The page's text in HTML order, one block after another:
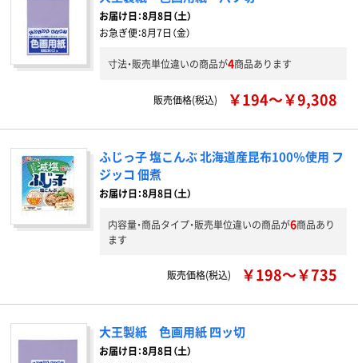
お届け日：8月8日（土）
お急ぎ便：8月7日（金）
寸法・販売単位違いの商品が4商品あります
販売価格(税込) ￥194～￥9,308
ふじっ子 塩こんぶ 北海道産昆布100％使用 フ
ジッコ 佃煮
お届け日：8月8日（土）
内容量・商品タイプ・販売単位違いの商品が6商品あり
ます
販売価格(税込) ￥198～￥735
大王製紙 色画用紙 四ッ切
お届け日：8月8日（土）